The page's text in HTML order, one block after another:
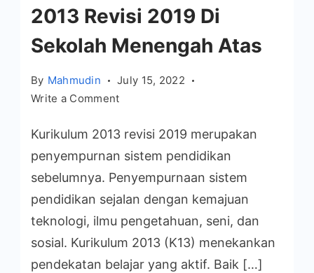
2013 Revisi 2019 Di
Sekolah Menengah Atas
By Mahmudin
July 15, 2022
Write a Commenton
Kurikulum
2013
2019
Di
Sekolah
Menengah
Atas
Kurikulum 2013 revisi 2019 merupakan
penyempurnan sistem pendidikan
sebelumnya. Penyempurnaan sistem
pendidikan sejalan dengan kemajuan
teknologi, ilmu pengetahuan, seni, dan
sosial. Kurikulum 2013 (K13) menekankan
pendekatan belajar yang aktif. Baik […]